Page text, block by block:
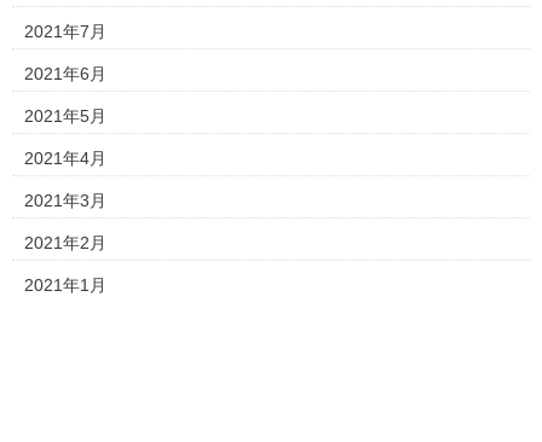
2021年7月
2021年6月
2021年5月
2021年4月
2021年3月
2021年2月
2021年1月